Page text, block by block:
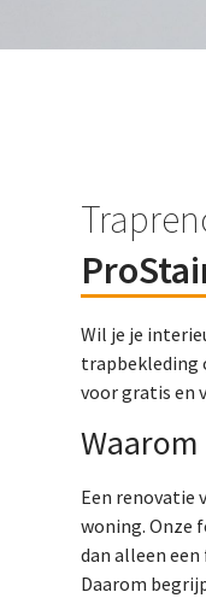
Wil je je
trapbekleding
voor gratis en
Een renovatie
woning. Onze
dan alleen
Daarom